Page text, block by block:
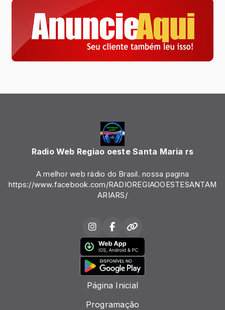
Radio Web Regiao oeste Santa Maria rs
A melhor web rádio do Brasil. nossa pagina
https://www.facebook.com/RADIOREGIAOOESTESANTAM
ARIARS/
Página Inicial
Programação